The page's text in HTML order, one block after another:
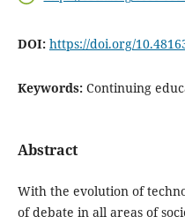
DOI: https://doi.org/
Keywords: Continuing
Abstract
With the evolution of
of debate in all areas of